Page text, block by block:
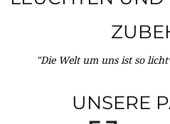
"Die Welt um uns ist so
UNSERE